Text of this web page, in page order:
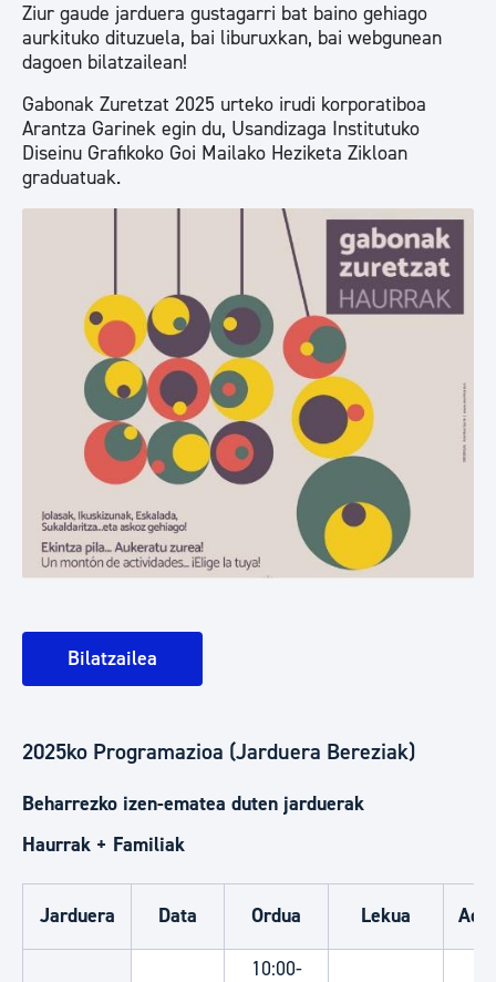
Ziur gaude jarduera gustagarri bat baino gehiago
aurkituko dituzuela, bai liburuxkan, bai webgunean
dagoen bilatzailean!
Gabonak Zuretzat 2025 urteko irudi korporatiboa
Arantza Garinek egin du, Usandizaga Institutuko
Diseinu Grafikoko Goi Mailako Heziketa Zikloan
graduatuak.
Bilatzailea
2025ko Programazioa (Jarduera Bereziak)
Beharrezko izen-ematea duten jarduerak
Haurrak + Familiak
Jarduera Data Ordua Lekua
10:00-